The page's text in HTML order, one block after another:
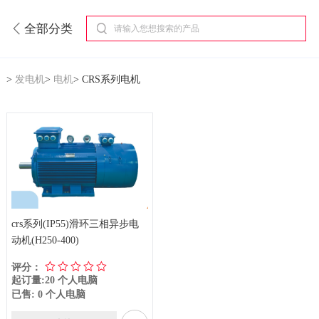
全部分类
> 发电机> 电机> CRS系列电机
crs系列(IP55)滑环三相异步电
动机(H250-400)
评分：
起订量:20 个人电脑
已售: 0 个人电脑